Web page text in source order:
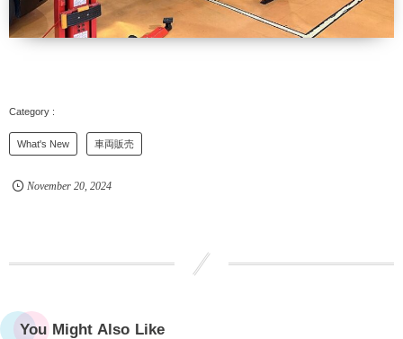
What's New 車両販売
November 20, 2024
You Might Also Like